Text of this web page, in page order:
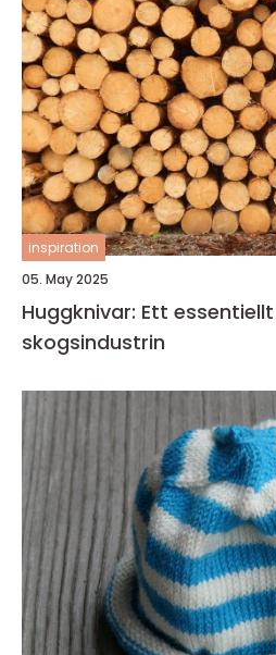
inspiration
05. May 2025
Huggknivar: Ett
skogsindustrin